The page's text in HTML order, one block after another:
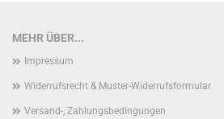
MEHR ÜBER...
Impressum
Widerrufsrecht & Muster-Widerrufsformular
Versand-, Zahlungsbedingungen